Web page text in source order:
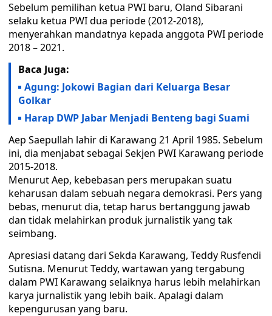
Sebelum pemilihan ketua PWI baru, Oland Sibarani
selaku ketua PWI dua periode (2012-2018),
menyerahkan mandatnya kepada anggota PWI periode
2018 – 2021.
Baca Juga:
Agung: Jokowi Bagian dari Keluarga Besar
Golkar
Harap DWP Jabar Menjadi Benteng bagi Suami
Aep Saepullah lahir di Karawang 21 April 1985. Sebelum
ini, dia menjabat sebagai Sekjen PWI Karawang periode
2015-2018.
Menurut Aep, kebebasan pers merupakan suatu
keharusan dalam sebuah negara demokrasi. Pers yang
bebas, menurut dia, tetap harus bertanggung jawab
dan tidak melahirkan produk jurnalistik yang tak
seimbang.
Apresiasi datang dari Sekda Karawang, Teddy Rusfendi
Sutisna. Menurut Teddy, wartawan yang tergabung
dalam PWI Karawang selaiknya harus lebih melahirkan
karya jurnalistik yang lebih baik. Apalagi dalam
kepengurusan yang baru.